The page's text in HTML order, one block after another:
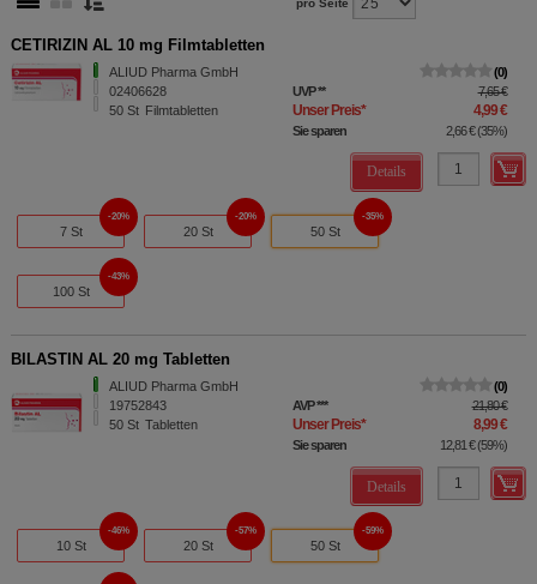
pro Seite
CETIRIZIN AL 10 mg Filmtabletten
ALIUD Pharma GmbH
02406628
50 St Filmtabletten
0
UVP** 7,65 €
Unser Preis* 4,99 €
Sie sparen 2,66 €(35%)
Details
7 St
20%
20 St
20%
50 St
35%
100 St
43%
BILASTIN AL 20 mg Tabletten
ALIUD Pharma GmbH
19752843
50 St Tabletten
0
AVP*** 21,80 €
Unser Preis* 8,99 €
Sie sparen 12,81 €(59%)
Details
10 St
46%
20 St
57%
50 St
59%